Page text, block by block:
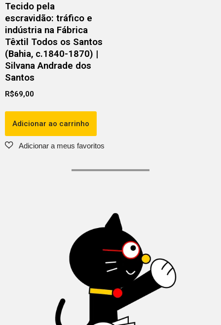
Tecido pela
escravidão: tráfico e
indústria na Fábrica
Têxtil Todos os Santos
(Bahia, c.1840-1870) |
Silvana Andrade dos
Santos
R$69,00
Adicionar ao carrinho